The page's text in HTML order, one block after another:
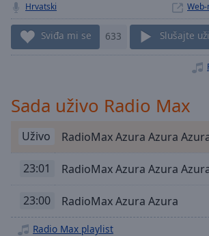
live LIVE
Remaining
Time-
Playback
Rate
Chapters
off,
Hrvatski
Sviđa mi se 633 Slušajte
Sada uživo Radio Max
Uživo RadioMax Azura Azura
23:01 RadioMax Azura Azura
23:00 RadioMax Azura Azura
Radio Max playlist